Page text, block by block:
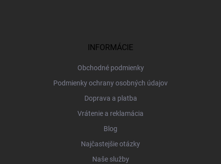
INFORMÁCIE
Obchodné podmienky
Podmienky ochrany osobných údajov
Doprava a platba
Vrátenie a reklamácia
Blog
Najčastejšie otázky
Naše služby